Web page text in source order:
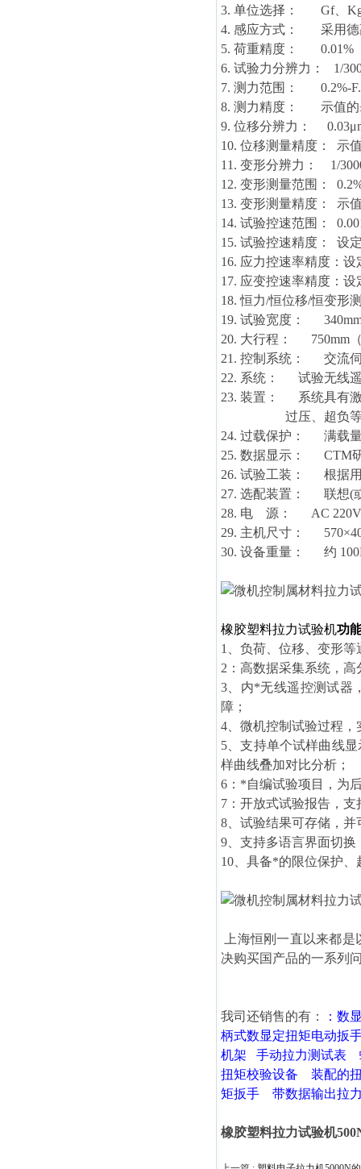
3. 单位选择： Gf、
4. 感应方式： 采用德
5. 荷重精度： 0.01%
6. 试验力分辨力： 1/
7. 测力范围： 0.2%-
8. 测力精度： 示值的
9. 位移分辨力：
10. 位移测量精度： 示
11. 变形分辨力： 1/
12. 变形测量范围：
13. 变形测量精度： 示
14. 试验控速范围：
15. 试验控速精度： 设
16. 应力控速率精度：设
17. 应变控速率精度：设
18. 恒力/恒位移/恒变形
19. 试验宽度：
20. 大行程： 750mm
21. 控制系统： 交流
22. 系统： 试验无线
23. 装置： 系统具有激
过压、超负等检查
24. 过载保护： 满载量
25. 数据显示： CTM
26. 试验工装： 根据用
27. 选配装置： 联想(
28. 电 源： AC 220V
29. 主机尺寸：
30. 设备重量： 约
橡胶塑料拉力试验机功
1、负荷、位移、变形
2：高数据采集系统，
3、内*无线遥控测试器
障；
4、微机控制试验过程
5、支持单个试样曲线
样曲线叠加对比分析；
6：*自编试验项目，为
7：开放式试验报告，
8、试验结果可存储，
9、支持多语言界面切
10、具备*的限位保护
上海恒刚一直以来都
决购买国产品的一系列
我司还销售的有： ： 数
柄式数显定扭矩电动扳
机架
手动拉力测试表
扭矩校验设备
装配的
矩扳手
带数据输出拉
橡胶塑料拉力试验机